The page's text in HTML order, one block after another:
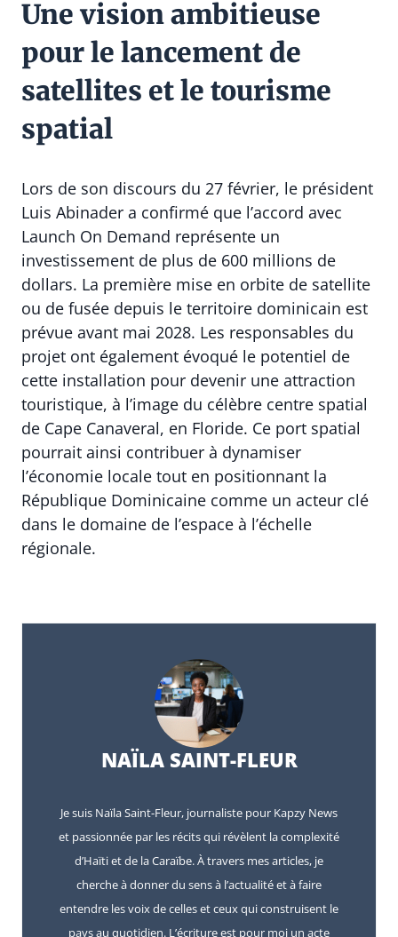
Une vision ambitieuse
pour le lancement de
satellites et le tourisme
spatial
Lors de son discours du 27 février, le président
Luis Abinader a confirmé que l’accord avec
Launch On Demand représente un
investissement de plus de 600 millions de
dollars. La première mise en orbite de satellite
ou de fusée depuis le territoire dominicain est
prévue avant mai 2028. Les responsables du
projet ont également évoqué le potentiel de
cette installation pour devenir une attraction
touristique, à l’image du célèbre centre spatial
de Cape Canaveral, en Floride. Ce port spatial
pourrait ainsi contribuer à dynamiser
l’économie locale tout en positionnant la
République Dominicaine comme un acteur clé
dans le domaine de l’espace à l’échelle
régionale.
NAÏLA SAINT-FLEUR
Je suis Naïla Saint-Fleur, journaliste pour Kapzy News
et passionnée par les récits qui révèlent la complexité
d’Haïti et de la Caraïbe. À travers mes articles, je
cherche à donner du sens à l’actualité et à faire
entendre les voix de celles et ceux qui construisent le
pays au quotidien. L’écriture est pour moi un acte